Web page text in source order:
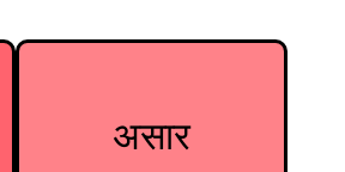
असार